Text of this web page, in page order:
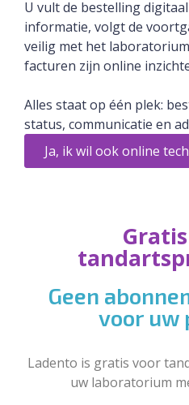
U vult de bestelling
informatie, volgt de
veilig met het
facturen zijn online
Alles staat op één plek:
status, communicatie en
Ja, ik wil ook online
Geen
voor uw
Ladento is gratis voor
uw laboratorium